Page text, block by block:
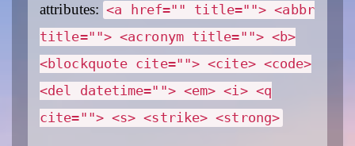
attributes: <a href="" title=""> <abbr
title=""> <acronym title=""> <b>
<blockquote cite=""> <cite> <code>
<del datetime=""> <em> <i> <q
cite=""> <s> <strike> <strong>